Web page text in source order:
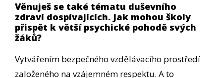
Věnuješ se také tématu duševního
zdraví dospívajících. Jak mohou školy
přispět k větší psychické pohodě svých
žáků?
Vytvářením bezpečného vzdělávacího prostředí
založeného na vzájemném respektu. A to